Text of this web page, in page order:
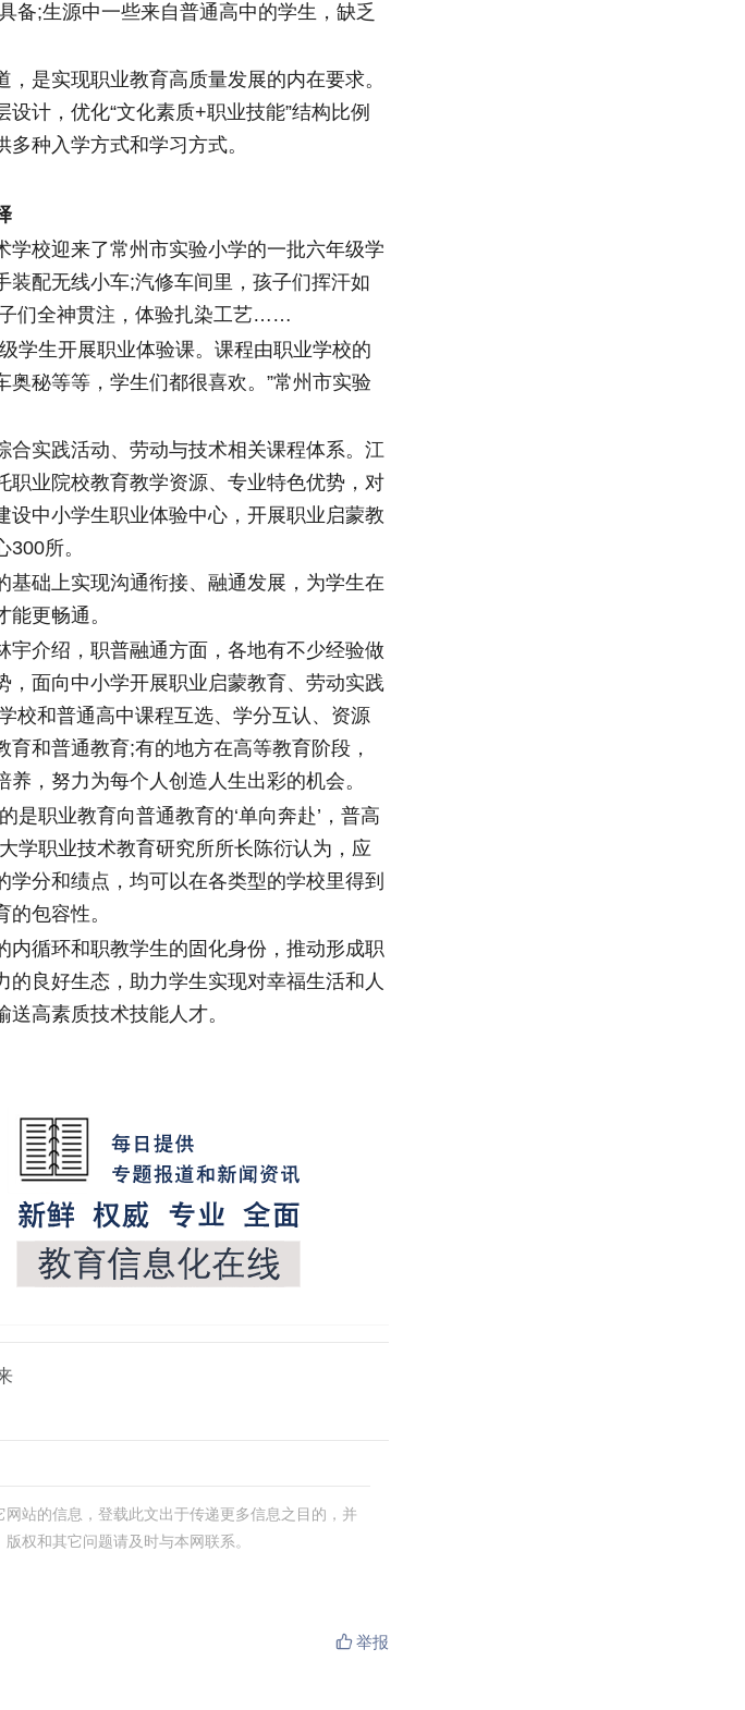
备;生源中一些来自普通高中的学生，缺乏
实现职业教育高质量发展的内在要求。
计，优化“文化素质+职业技能”结构比例
种入学方式和学习方式。
校迎来了常州市实验小学的一批六年级学
配无线小车;汽修车间里，孩子们挥汗如
们全神贯注，体验扎染工艺……
生开展职业体验课。课程由职业学校的
秘等等，学生们都很喜欢。”常州市实验
实践活动、劳动与技术相关课程体系。江
业院校教育教学资源、专业特色优势，对
中小学生职业体验中心，开展职业启蒙教
所。
础上实现沟通衔接、融通发展，为学生在
更畅通。
介绍，职普融通方面，各地有不少经验做
面向中小学开展职业启蒙教育、劳动实践
校和普通高中课程互选、学分互认、资源
和普通教育;有的地方在高等教育阶段，
，努力为每个人创造人生出彩的机会。
职业教育向普通教育的‘单向奔赴’，普高
学职业技术教育研究所所长陈衍认为，应
分和绩点，均可以在各类型的学校里得到
包容性。
循环和职教学生的固化身份，推动形成职
良好生态，助力学生实现对幸福生活和人
高素质技术技能人才。
站的信息，登载此文出于传递更多信息之目的，并
权和其它问题请及时与本网联系。
举报